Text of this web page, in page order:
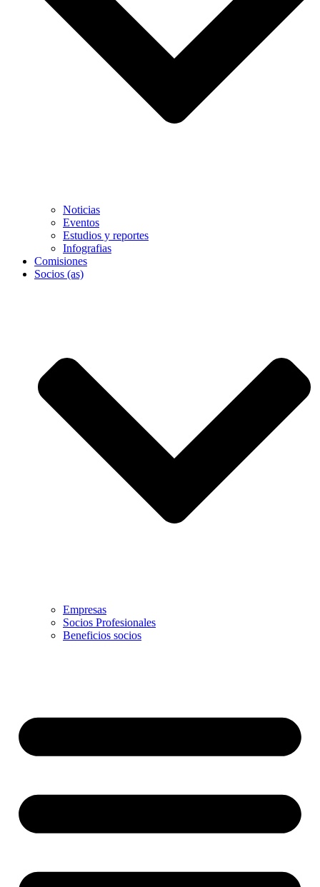
Noticias
Eventos
Estudios y reportes
Infografias
Comisiones
Socios (as)
Empresas
Socios Profesionales
Beneficios socios